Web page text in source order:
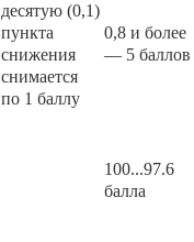
десятую (0,1)
пункта
сниже­ния
снимается
по 1 баллу
0,8 и более
— 5 баллов
100...97.6
балла